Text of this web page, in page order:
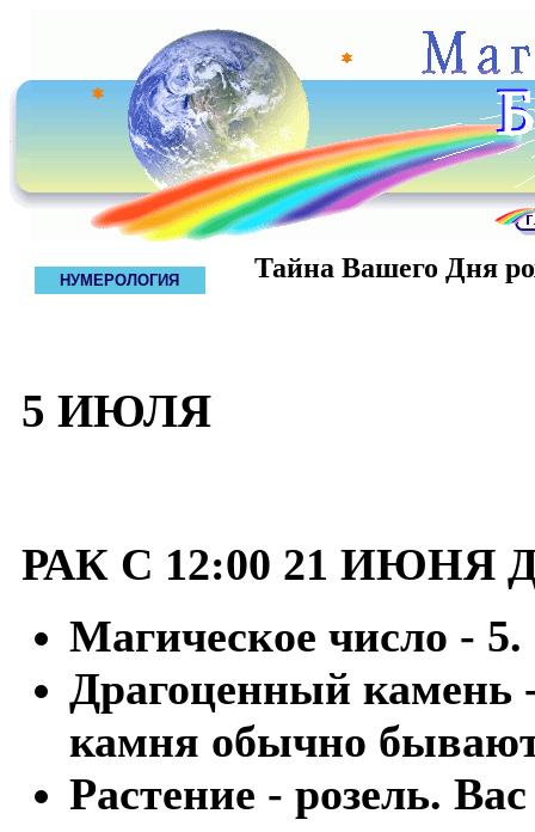
НУМЕРОЛОГИЯ Тайна Вашего Дня
5 ИЮЛЯ
РАК С 12:00 21 ИЮНЯ
Магическое число - 5.
Драгоценный камень
камня обычно
Растение - розель.